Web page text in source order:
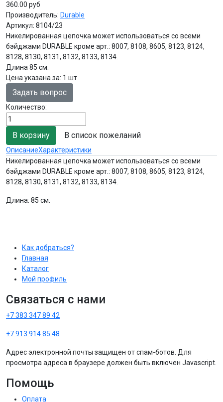
360.00 руб
Производитель: Durable
Артикул: 8104/23
Никелированная цепочка может использоваться со всеми
бэйджами DURABLE кроме арт.: 8007, 8108, 8605, 8123, 8124,
8128, 8130, 8131, 8132, 8133, 8134.
Длина 85 см.
Цена указана за: 1 шт
Задать вопрос
Количество:
В список пожеланий
ОписаниеХарактеристики
Никелированная цепочка может использоваться со всеми
бэйджами DURABLE кроме арт.: 8007, 8108, 8605, 8123, 8124,
8128, 8130, 8131, 8132, 8133, 8134.
Длина: 85 см.
Как добраться?
Главная
Каталог
Мой профиль
Связаться с нами
+7 383 347 89 42
+7 913 914 85 48
Адрес электронной почты защищен от спам-ботов. Для
просмотра адреса в браузере должен быть включен Javascript.
Помощь
Оплата